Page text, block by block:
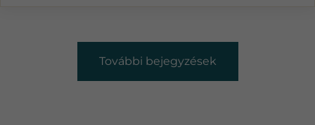
További bejegyzések